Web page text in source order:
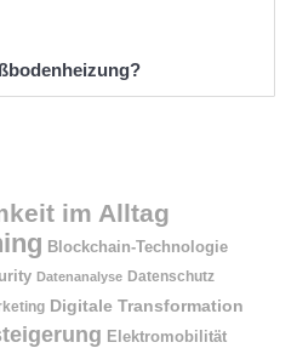
im Alltag
Blockchain-Technologie
Datenanalyse Datenschutz
Digitale Transformation
Elektromobilität